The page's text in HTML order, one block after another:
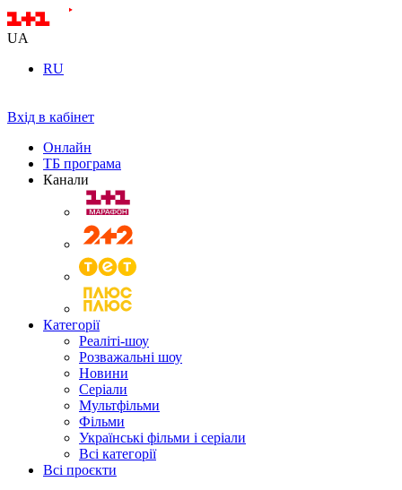
UA
RU
Вхід в кабінет
Онлайн
ТБ програма
Канали
Категорії
Реаліті-шоу
Розважальні шоу
Новини
Серіали
Мультфільми
Фільми
Українські фільми і серіали
Всі категорії
Всі проєкти